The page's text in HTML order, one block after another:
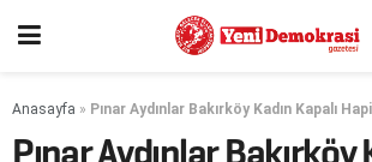
Anasayfa » Pınar Aydınlar Bakırköy Kadın Kapalı
Pınar Aydınlar Bakırköy